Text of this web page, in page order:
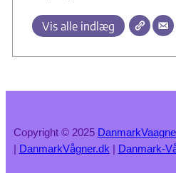
Vis alle indlæg
Copyright © 2025
| DanmarkVågner.dk | Danmark-